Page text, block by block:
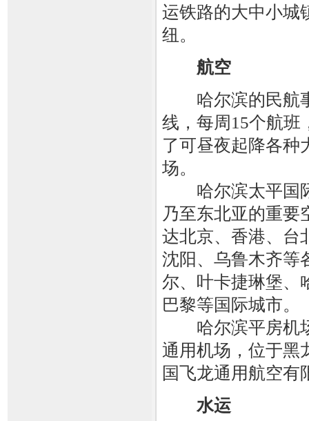
运铁路的大中小城
纽。
航空
哈尔滨的民航事
线，每周15个航班
了可昼夜起降各种
场。
哈尔滨太平国际
乃至东北亚的重要
达北京、香港、台
沈阳、乌鲁木齐等
尔、叶卡捷琳堡、
巴黎等国际城市。
哈尔滨平房机场
通用机场，位于黑
国飞龙通用航空有
水运